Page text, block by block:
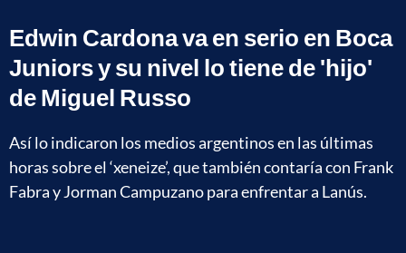
Edwin Cardona va en serio en Boca
Juniors y su nivel lo tiene de 'hijo'
de Miguel Russo
Así lo indicaron los medios argentinos en las últimas
horas sobre el ‘xeneize’, que también contaría con Frank
Fabra y Jorman Campuzano para enfrentar a Lanús.